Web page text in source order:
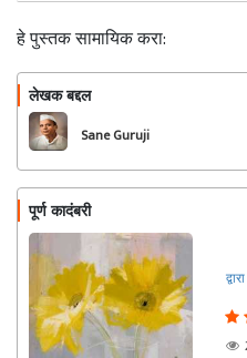
हे पुस्तक सामायिक करा:
लेखक बद्दल
Sane Guruji
पूर्ण कादंबरी